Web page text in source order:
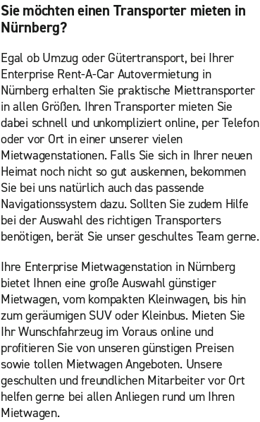
Sie möchten einen Transporter mieten in
Nürnberg?
Egal ob Umzug oder Gütertransport, bei Ihrer
Enterprise Rent-A-Car Autovermietung in
Nürnberg erhalten Sie praktische Miettransporter
in allen Größen. Ihren Transporter mieten Sie
dabei schnell und unkompliziert online, per Telefon
oder vor Ort in einer unserer vielen
Mietwagenstationen. Falls Sie sich in Ihrer neuen
Heimat noch nicht so gut auskennen, bekommen
Sie bei uns natürlich auch das passende
Navigationssystem dazu. Sollten Sie zudem Hilfe
bei der Auswahl des richtigen Transporters
benötigen, berät Sie unser geschultes Team gerne.
Ihre Enterprise Mietwagenstation in Nürnberg
bietet Ihnen eine große Auswahl günstiger
Mietwagen, vom kompakten Kleinwagen, bis hin
zum geräumigen SUV oder Kleinbus. Mieten Sie
Ihr Wunschfahrzeug im Voraus online und
profitieren Sie von unseren günstigen Preisen
sowie tollen Mietwagen Angeboten. Unsere
geschulten und freundlichen Mitarbeiter vor Ort
helfen gerne bei allen Anliegen rund um Ihren
Mietwagen.